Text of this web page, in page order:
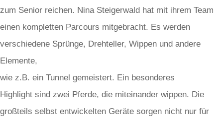
zum Senior reichen. Nina Steigerwald hat mit ihrem Team
einen kompletten Parcours mitgebracht. Es werden
verschiedene Sprünge, Drehteller, Wippen und andere
Elemente,
wie z.B. ein Tunnel gemeistert. Ein besonderes
Highlight sind zwei Pferde, die miteinander wippen. Die
großteils selbst entwickelten Geräte sorgen nicht nur für